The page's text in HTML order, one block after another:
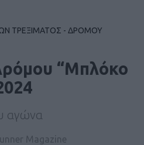
ΤΡΕΞΙΜΑΤΟΣ - ΔΡΟΜΟΥ
“Μπλόκο
αγώνα
Magazine